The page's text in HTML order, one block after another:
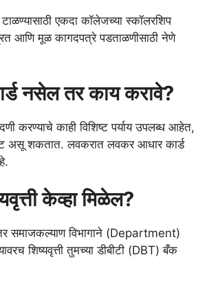
एकदा कॉलेजच्या स्कॉलरशिप
आणि मूळ कागदपत्रे पडताळणीसाठी नेणे
नसेल तर काय करावे?
करण्याचे काही विशिष्ट पर्याय उपलब्ध आहेत,
असू शकतात. लवकरात लवकर आधार कार्ड
केव्हा मिळेल?
समाजकल्याण विभागाने (Department)
शिष्यवृत्ती तुमच्या डीबीटी (DBT) बँक